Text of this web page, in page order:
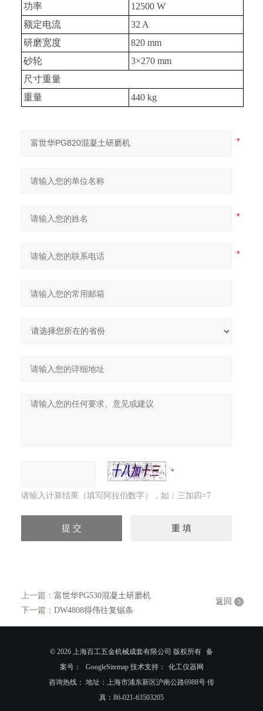
功率
12500 W
额定电流
32 A
研磨宽度
820 mm
砂轮
3×270 mm
尺寸重量
重量
440 kg
请输入计算结果（填写阿拉伯数字），如：三加四=7
上一篇： 富世华PG530混凝土研磨机
下一篇： DW4808得伟往复锯条
返回
© 2026 上海百工五金机械成套有限公司 版权所有 备
案号：
GoogleSitemap技术支持：
化工仪器网
咨询热线： 地址：上海市浦东新区沪南公路6988号 传
真：86-021-63503205